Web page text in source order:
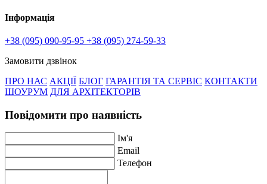
Інформація
+38 (095) 090-95-95 +38 (095) 274-59-33
Замовити дзвінок
ПРО НАС АКЦІЇ БЛОГ ГАРАНТІЯ ТА СЕРВІС КОНТАКТИ
ШОУРУМ ДЛЯ АРХІТЕКТОРІВ
Повідомити про наявність
Ім'я
Email
Телефон